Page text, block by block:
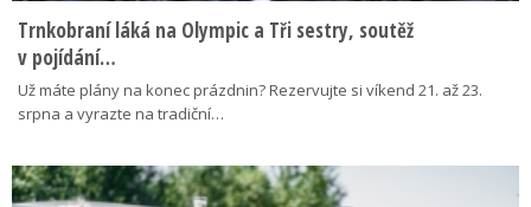
Trnkobraní láká na Olympic a Tři sestry, soutěž
v pojídání…
Už máte plány na konec prázdnin? Rezervujte si víkend 21. až 23.
srpna a vyrazte na tradiční…